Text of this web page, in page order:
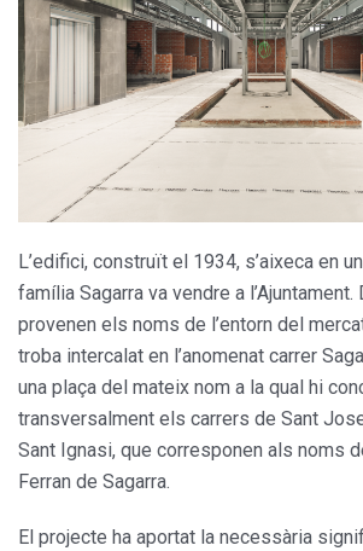
L’edifici, construït el 1934, s’aixeca en
família Sagarra va vendre a l’Ajuntament.
provenen els noms de l’entorn del
troba intercalat en l’anomenat carrer
una plaça del mateix nom a la qual hi
transversalment els carrers de Sant
Sant Ignasi, que corresponen als noms
Ferran de Sagarra.
El projecte ha aportat la necessària